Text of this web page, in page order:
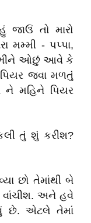
જાઉં તો મારો
મમ્મી - પપ્પા,
ઓછું આવે કે
જવા મળતું
મહિને પિયર
તું શું કરીશ?
છો તેમાંથી બે
અને હવે
છે. એટલે તેમાં